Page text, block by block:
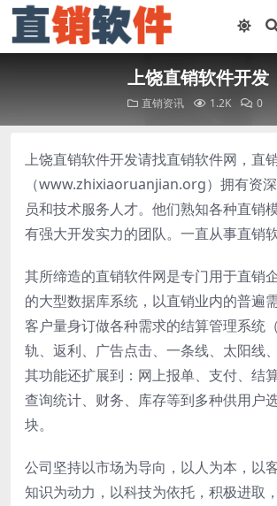
上饶直销软件开发
直销资讯 1.2K 0
上饶直销软件开发请找直销软件网，直
（www.zhixiaoruanjian.org）拥有资
员和技术服务人才。他们熟知各种直销
有强大开发实力的团队。一直从事直销软
其所缔造的直销软件网是专门用于直销
的大型数据库系统，以直销业内的普遍
客户量身订做各种需求的结算管理系统
轨、返利、广告点击、一条线、太阳线
其功能还扩展到：网上报单、支付、结
查询统计、财务、库存等到多种供用户
块。
公司坚持以市场为导向，以人为本，以
知识为动力，以科技为依托，积极进取